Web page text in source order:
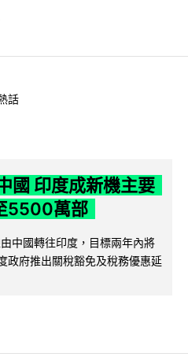
話
國 印度成新機主要
5500萬部
中國轉往印度，目標兩年內將
政府推出關稅豁免及稅務優惠延